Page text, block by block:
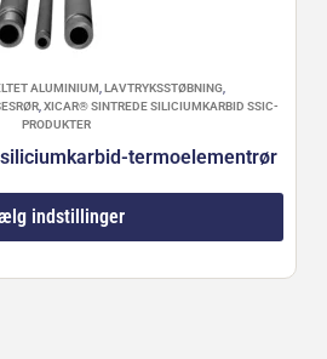
ALUMINIUM LAVTRYKSSTØBNING
, XICAR® SINTREDE SILICIUMKARBID SSIC-
PRODUKTER
termoelementrør
indstillinger